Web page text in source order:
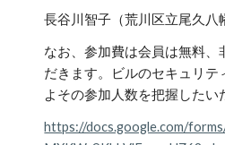
長谷川智子（荒川区立尾久八
なお、参加費は会員は無料、
だきます。ビルのセキュリテ
よその参加人数を把握したい
https://docs.google.com/